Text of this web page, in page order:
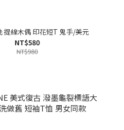
提線木偶 印花短T 鬼手/美元
NT$580
NT$980